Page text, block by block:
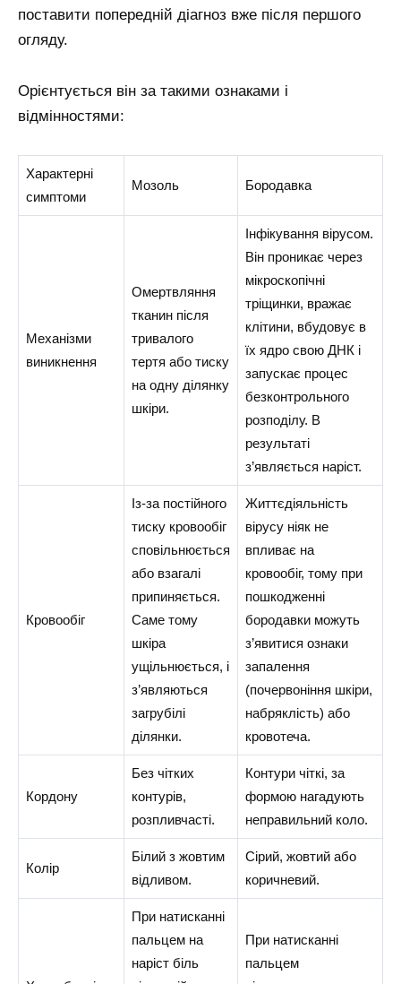
поставити попередній діагноз вже після першого
огляду.
Орієнтується він за такими ознаками і
відмінностями:
Характерні
симптоми
Мозоль Бородавка
Механізми
виникнення
Омертвляння
тканин після
тривалого
тертя або тиску
на одну ділянку
шкіри.
Інфікування вірусом.
Він проникає через
мікроскопічні
тріщинки, вражає
клітини, вбудовує в
їх ядро свою ДНК і
запускає процес
безконтрольного
розподілу. В
результаті
з’являється наріст.
Кровообіг
Із-за постійного
тиску кровообіг
сповільнюється
або взагалі
припиняється.
Саме тому
шкіра
ущільнюється, і
з’являються
загрубілі
ділянки.
Життєдіяльність
вірусу ніяк не
впливає на
кровообіг, тому при
пошкодженні
бородавки можуть
з’явитися ознаки
запалення
(почервоніння шкіри,
набряклість) або
кровотеча.
Кордону
Без чітких
контурів,
розпливчасті.
Контури чіткі, за
формою нагадують
неправильний коло.
Колір
Білий з жовтим
відливом.
Сірий, жовтий або
коричневий.
При натисканні
пальцем на
наріст біль
При натисканні
пальцем